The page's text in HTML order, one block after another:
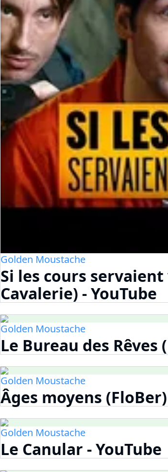
Golden Moustache
Si les cours
Cavalerie) - YouTube
Golden Moustache
Le Bureau des Rêves
Golden Moustache
Âges moyens
Golden Moustache
Le Canular - YouTube